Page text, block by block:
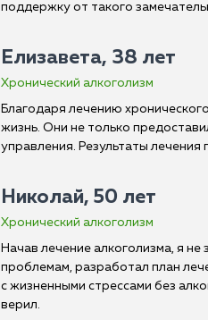
поддержку от такого
Елизавета, 38 лет
Хронический алкоголизм
Благодаря лечению
жизнь. Они не только
управления. Результаты
Николай, 50 лет
Хронический алкоголизм
Начав лечение алкоголизма, я
проблемам, разработал план
с жизненными стрессами без
верил.